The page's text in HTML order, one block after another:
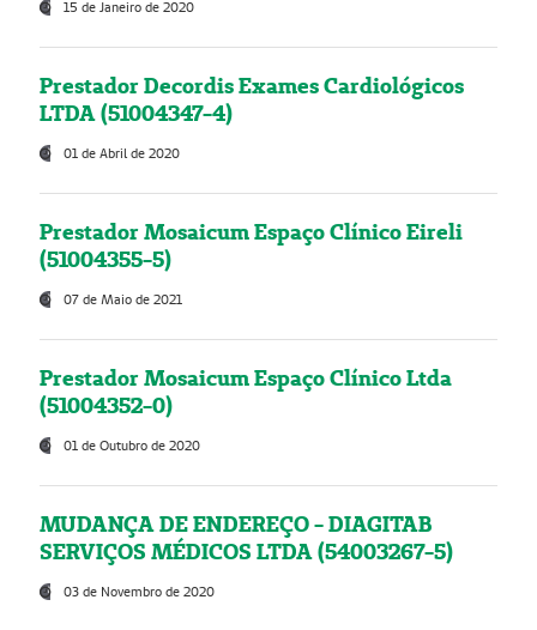
15 de Janeiro de 2020
Prestador Decordis Exames Cardiológicos
LTDA (51004347-4)
01 de Abril de 2020
Prestador Mosaicum Espaço Clínico Eireli
(51004355-5)
07 de Maio de 2021
Prestador Mosaicum Espaço Clínico Ltda
(51004352-0)
01 de Outubro de 2020
MUDANÇA DE ENDEREÇO - DIAGITAB
SERVIÇOS MÉDICOS LTDA (54003267-5)
03 de Novembro de 2020